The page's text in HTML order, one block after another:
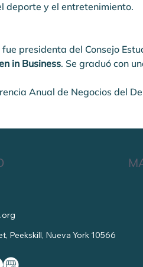
deporte y el entretenimiento.
fue presidenta del Consejo
in Business. Se graduó con
Anual de Negocios del
Peekskill, Nueva York 10566